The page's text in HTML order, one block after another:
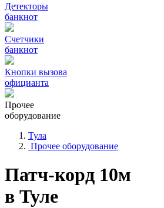
Детекторы
банкнот
Счетчики
банкнот
Кнопки вызова
официанта
Прочее
оборудование
Тула
Прочее оборудование
Патч-корд 10м
в Туле